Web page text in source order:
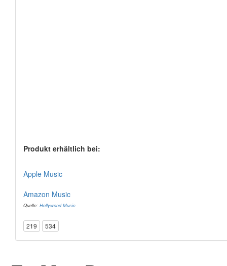
Produkt erhältlich bei:
Apple Music
Amazon Music
Quelle: Hellywood Music
219 534